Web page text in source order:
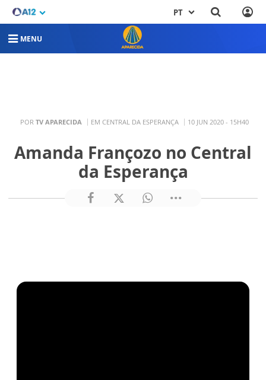
PT
MENU
POR TV APARECIDA EM CENTRAL DA ESPERANÇA 10 JUN 2020 - 15H40
Amanda Françozo no Central
da Esperança